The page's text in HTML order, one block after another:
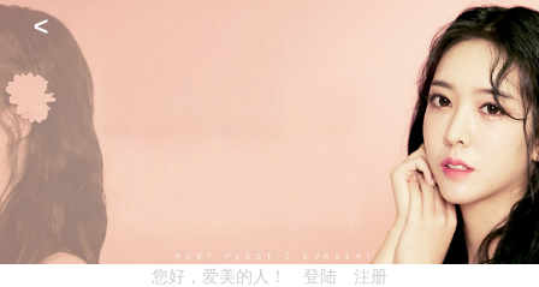
<
您好，爱美的人！ 登陆 注册